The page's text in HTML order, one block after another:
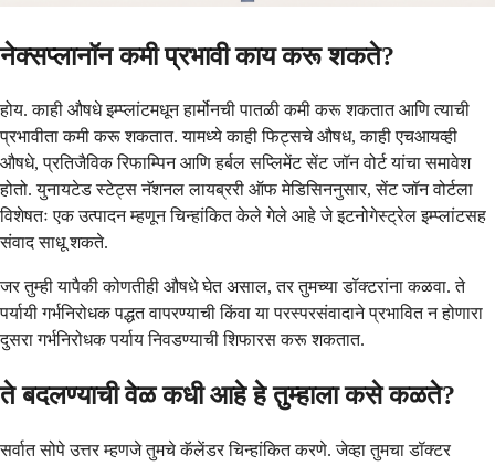
नेक्सप्लानॉन कमी प्रभावी काय करू शकते?
होय. काही औषधे इम्प्लांटमधून हार्मोनची पातळी कमी करू शकतात आणि त्याची
प्रभावीता कमी करू शकतात. यामध्ये काही फिट्सचे औषध, काही एचआयव्ही
औषधे, प्रतिजैविक रिफाम्पिन आणि हर्बल सप्लिमेंट सेंट जॉन वोर्ट यांचा समावेश
होतो. युनायटेड स्टेट्स नॅशनल लायब्ररी ऑफ मेडिसिननुसार, सेंट जॉन वोर्टला
विशेषतः एक उत्पादन म्हणून चिन्हांकित केले गेले आहे जे इटनोगेस्ट्रेल इम्प्लांटसह
संवाद साधू शकते.
जर तुम्ही यापैकी कोणतीही औषधे घेत असाल, तर तुमच्या डॉक्टरांना कळवा. ते
पर्यायी गर्भनिरोधक पद्धत वापरण्याची किंवा या परस्परसंवादाने प्रभावित न होणारा
दुसरा गर्भनिरोधक पर्याय निवडण्याची शिफारस करू शकतात.
ते बदलण्याची वेळ कधी आहे हे तुम्हाला कसे कळते?
सर्वात सोपे उत्तर म्हणजे तुमचे कॅलेंडर चिन्हांकित करणे. जेव्हा तुमचा डॉक्टर